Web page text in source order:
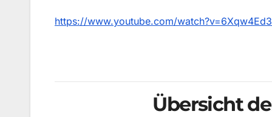
https://www.youtube.com/
Übersicht